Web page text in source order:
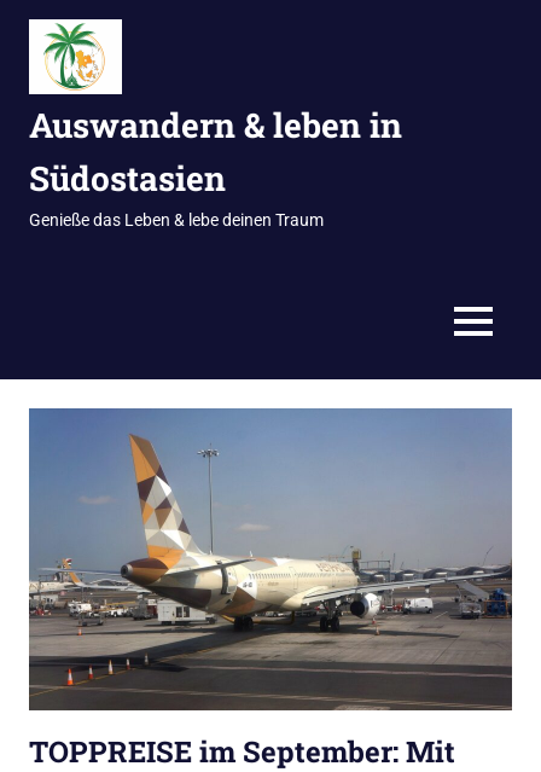
Zum
Inhalt
springen
Auswandern & leben in
Südostasien
Genieße das Leben & lebe deinen Traum
MENÜ
TOPPREISE im September: Mit